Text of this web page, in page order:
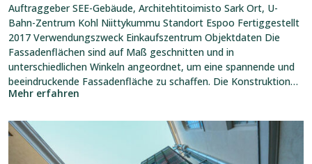
Auftraggeber SEE-Gebäude, Architehtitoimisto Sark Ort, U-
Bahn-Zentrum Kohl Niittykummu Standort Espoo Fertiggestellt
2017 Verwendungszweck Einkaufszentrum Objektdaten Die
Fassadenflächen sind auf Maß geschnitten und in
unterschiedlichen Winkeln angeordnet, um eine spannende und
beeindruckende Fassadenfläche zu schaffen. Die Konstruktion
ist leicht und dient als Fassade des Parkhauses. Verwendete
Mehr erfahren
Referenz
ansehen:
Elefantenviertel